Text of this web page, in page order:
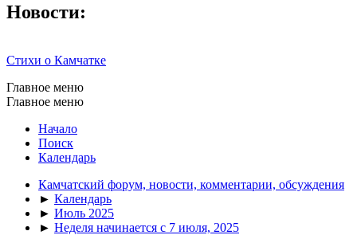
Новости:
Стихи о Камчатке
Главное меню
Главное меню
Начало
Поиск
Календарь
Камчатский форум, новости, комментарии, обсуждения
► Календарь
► Июль 2025
► Неделя начинается с 7 июля, 2025